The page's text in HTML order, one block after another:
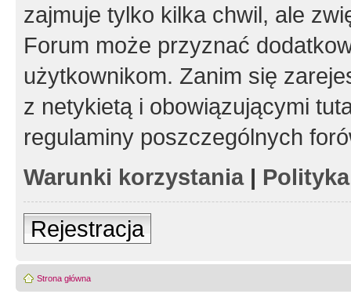
zajmuje tylko kilka chwil, ale
Forum może przyznać
użytkownikom. Zanim się
z netykietą i obowiązującymi
regulaminy poszczególnych
Warunki korzystania|
Rejestracja
Strona główna